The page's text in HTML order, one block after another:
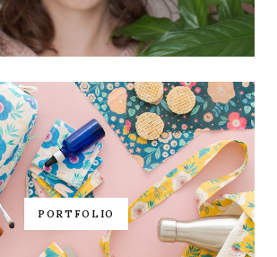
PORTFOLIO